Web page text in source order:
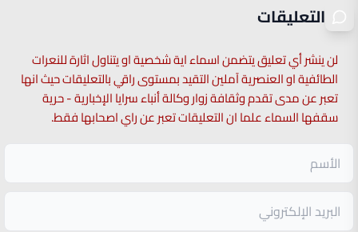
التعليقات
لن ينشر أي تعليق يتضمن اسماء اية شخصية او يتناول اثارة للنعرات
الطائفية او العنصرية آملين التقيد بمستوى راقي بالتعليقات حيث انها
تعبر عن مدى تقدم وثقافة زوار وكالة أنباء سرايا الإخبارية - حرية
سقفها السماء علما ان التعليقات تعبر عن راي اصحابها فقط.